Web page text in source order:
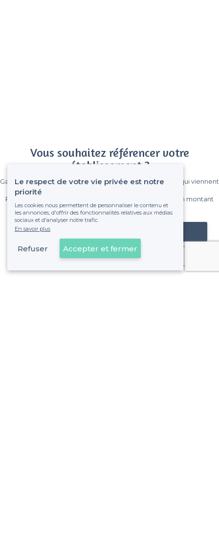
Vous souhaitez référencer votre
établissement ?
Gagnez de nombreux clients parmi le million de visiteurs qui viennent
Pas de commissions et sans engagement, vous payez un montant
fixe sans risque de voir déraper la facture.
Référencer mon établissement
Déjà client
Le respect de votre vie privée est notre
priorité
Les cookies nous permettent de personnaliser le contenu et
les annonces, d'offrir des fonctionnalités relatives aux médias
sociaux et d'analyser notre trafic.
En savoir plus
Refuser Accepter et fermer